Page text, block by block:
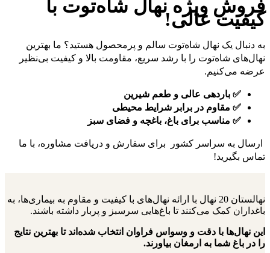
فروش ویژه نهال شاه‌توت با
کیفیت عالی!
به دنبال یک نهال شاه‌توت سالم و پرمحصول هستید؟ ما بهترین
نهال‌های شاه‌توت را با رشد سریع، مقاومت بالا و کیفیت بی‌نظیر
عرضه می‌کنیم.
✅ باردهی عالی و طعم شیرین
✅ مقاوم در برابر شرایط محیطی
✅ مناسب برای باغ، باغچه و فضای سبز
ارسال به سراسر کشور برای سفارش و دریافت مشاوره، با ما
تماس بگیرید!
نهالستان 20 نهال با ارائه نهال‌های با کیفیت و مقاوم به بیماری‌ها، به
باغداران کمک می‌کنند تا باغ‌هایی سرسبز و پربار داشته باشند.
این نهال‌ها با دقت و وسواس فراوان انتخاب شده‌اند تا بهترین نتایج
را در باغ شما به ارمغان بیاورند.